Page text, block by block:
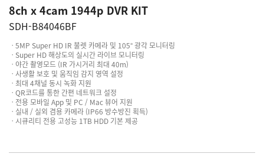
8ch x 4cam 1944p DVR KIT
SDH-B84046BF
ㆍ5MP Super HD IR 불렛 카메라 및 105° 광각 모니터링
ㆍSuper HD 해상도의 실시간 라이브 모니터링
ㆍ야간 촬영모드 (IR 가시거리 최대 40m)
ㆍ사생활 보호 및 움직임 감지 영역 설정
ㆍ최대 4채널 동시 녹화 지원
ㆍQR코드를 통한 간편 네트워크 설정
ㆍ전용 모바일 App 및 PC / Mac 뷰어 지원
ㆍ실내 / 실외 겸용 카메라 (IP66 방수방진 획득)
ㆍ시큐리티 전용 고성능 1TB HDD 기본 제공